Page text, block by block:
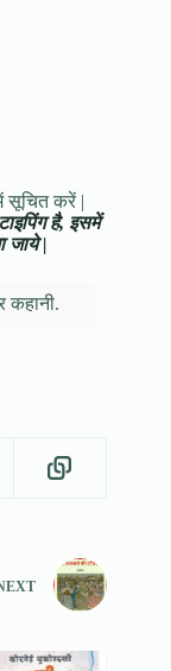
सूचित करें |
है, इसमें
जाये |
कहानी.